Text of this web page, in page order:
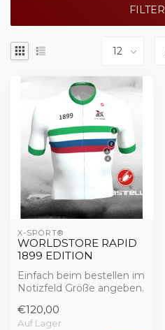
FILTER
X-SPORT®
WORLDSTORE RAPID
1899 EDITION
Einfach beim bestellen im
Notizfeld Größe angeben.
Trikot & Radhose
€120,00
Auf Lager